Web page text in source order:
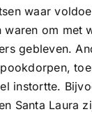
waar
waren om met
gebleven.
instortte.
Santa Laura